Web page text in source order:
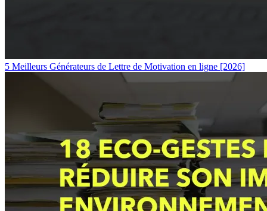
5 Meilleurs Générateurs de Lettre de Motivation en ligne [2026]